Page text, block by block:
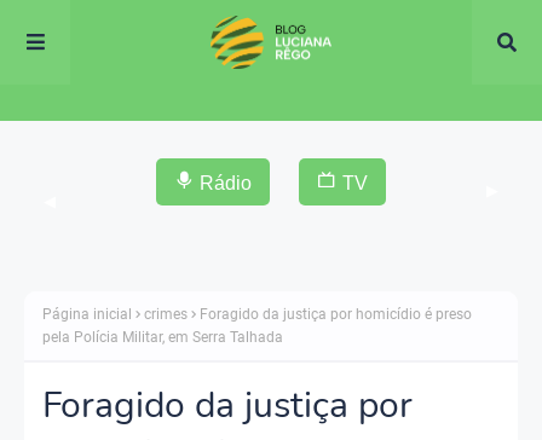
Rádio TV
Página inicial crimes
Foragido da justiça por homicídio é preso
pela Polícia Militar, em Serra Talhada
Foragido da justiça por